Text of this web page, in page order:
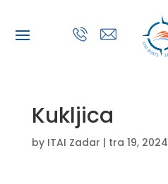
Kukljica
by ITAI Zadar | tra 19, 2024